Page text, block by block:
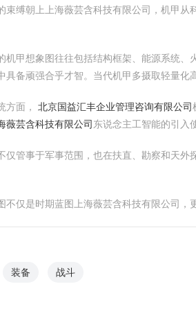
束缚朝上上海薇芸含科技有限公司，机甲
机甲想象图往往包括结构框架、能源系统
具备顽强合乎才智。当代机甲多摄取轻量化
方面， 北京国益汇丰企业管理咨询有限公司
薇芸含科技有限公司 东说念主工智能的引入
仅管事于军事范围，也在扶直、勘察和天
不仅是时期蓝图上海薇芸含科技有限公司，
装备 战斗